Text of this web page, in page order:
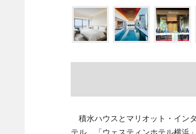
積水ハウスとマリオット・イン
テル、「ウェスティンホテル横浜